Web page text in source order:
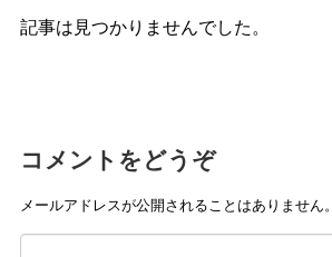
記事は見つかりませんでした。
コメントをどうぞ
メールアドレスが公開されることはありません。